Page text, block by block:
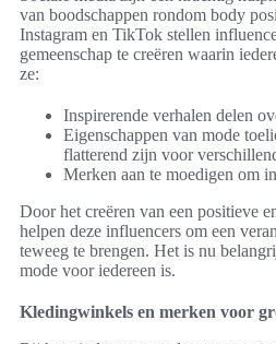
van boodschappen rondom body
Instagram en TikTok stellen
gemeenschap te creëren waarin
ze:
Inspirerende verhalen delen
Eigenschappen van mode
flatterend zijn voor
Merken aan te moedigen om
Door het creëren van een positieve
helpen deze influencers om een
teweeg te brengen. Het is nu
mode voor iedereen is.
Kledingwinkels en merken voor